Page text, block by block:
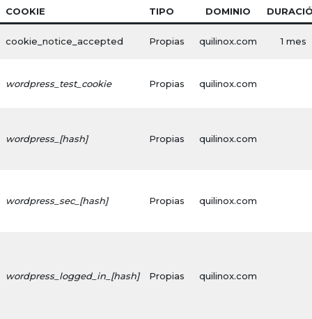
COOKIE TIPO DOMINIO
cookie_notice_accepted Propias quilinox.com 1 mes
wordpress_test_cookie Propias quilinox.com
wordpress_[hash] Propias quilinox.com
wordpress_sec_[hash] Propias quilinox.com
wordpress_logged_in_[hash] Propias quilinox.com